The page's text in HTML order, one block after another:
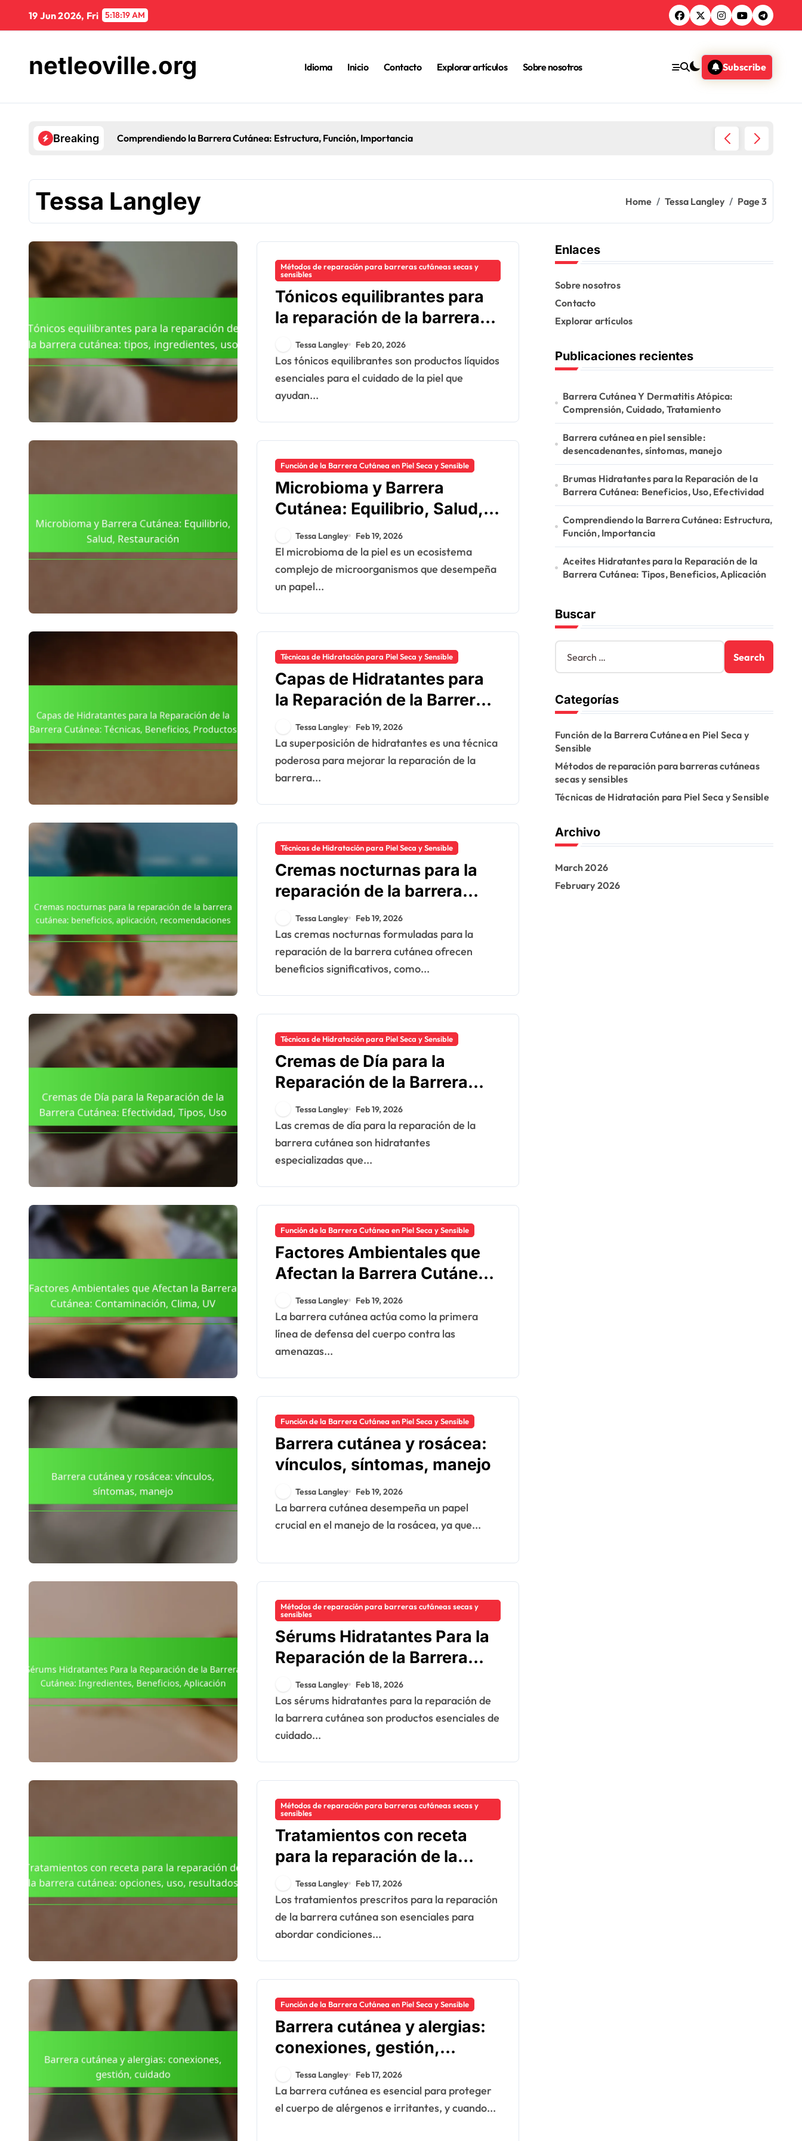
content
19 Jun 2026, Fri 5:18:21 AM
netleoville.org Idioma Inicio Contacto Explorar artículos Sobre nosotros Subscribe
Breaking Aceites Hidratantes para la Reparación de la Barrera Cutánea: Tipos, Beneficios, Aplicación
Tessa Langley Home Tessa Langley Page 3
Métodos de reparación para barreras cutáneas secas y
sensibles
Tónicos equilibrantes para
la reparación de la barrera
cutánea: tipos, ingredientes,
uso
Tessa Langley Feb 20, 2026
Los tónicos equilibrantes son productos líquidos
esenciales para el cuidado de la piel que
ayudan...
Función de la Barrera Cutánea en Piel Seca y Sensible
Microbioma y Barrera
Cutánea: Equilibrio, Salud,
Restauración
Tessa Langley Feb 19, 2026
El microbioma de la piel es un ecosistema
complejo de microorganismos que desempeña
un papel...
Técnicas de Hidratación para Piel Seca y Sensible
Capas de Hidratantes para
la Reparación de la Barrera
Cutánea: Técnicas,
Beneficios, Productos
Tessa Langley Feb 19, 2026
La superposición de hidratantes es una técnica
poderosa para mejorar la reparación de la
barrera...
Técnicas de Hidratación para Piel Seca y Sensible
Cremas nocturnas para la
reparación de la barrera
cutánea: beneficios,
aplicación,
recomendaciones
Tessa Langley Feb 19, 2026
Las cremas nocturnas formuladas para la
reparación de la barrera cutánea ofrecen
beneficios significativos, como...
Técnicas de Hidratación para Piel Seca y Sensible
Cremas de Día para la
Reparación de la Barrera
Cutánea: Efectividad, Tipos,
Uso
Tessa Langley Feb 19, 2026
Las cremas de día para la reparación de la
barrera cutánea son hidratantes
especializadas que...
Función de la Barrera Cutánea en Piel Seca y Sensible
Factores Ambientales que
Afectan la Barrera Cutánea:
Contaminación, Clima, UV
Tessa Langley Feb 19, 2026
La barrera cutánea actúa como la primera
línea de defensa del cuerpo contra las
amenazas...
Función de la Barrera Cutánea en Piel Seca y Sensible
Barrera cutánea y rosácea:
vínculos, síntomas, manejo
Tessa Langley Feb 19, 2026
La barrera cutánea desempeña un papel
crucial en el manejo de la rosácea, ya que...
Métodos de reparación para barreras cutáneas secas y
sensibles
Sérums Hidratantes Para la
Reparación de la Barrera
Cutánea: Ingredientes,
Beneficios, Aplicación
Tessa Langley Feb 18, 2026
Los sérums hidratantes para la reparación de
la barrera cutánea son productos esenciales de
cuidado...
Métodos de reparación para barreras cutáneas secas y
sensibles
Tratamientos con receta
para la reparación de la
barrera cutánea: opciones,
uso, resultados
Tessa Langley Feb 17, 2026
Los tratamientos prescritos para la reparación
de la barrera cutánea son esenciales para
abordar condiciones...
Función de la Barrera Cutánea en Piel Seca y Sensible
Barrera cutánea y alergias:
conexiones, gestión,
cuidado
Tessa Langley Feb 17, 2026
La barrera cutánea es esencial para proteger
el cuerpo de alérgenos e irritantes, y cuando...
Enlaces
Sobre nosotros
Contacto
Explorar artículos
Publicaciones recientes
Barrera Cutánea Y Dermatitis Atópica:
Comprensión, Cuidado, Tratamiento
Barrera cutánea en piel sensible:
desencadenantes, síntomas, manejo
Brumas Hidratantes para la Reparación de la
Barrera Cutánea: Beneficios, Uso, Efectividad
Comprendiendo la Barrera Cutánea: Estructura,
Función, Importancia
Aceites Hidratantes para la Reparación de la
Barrera Cutánea: Tipos, Beneficios, Aplicación
Buscar
S
a
c
h
o
r
:
Categorías
Función de la Barrera Cutánea en Piel Seca y
Sensible
Métodos de reparación para barreras cutáneas
secas y sensibles
Técnicas de Hidratación para Piel Seca y Sensible
Archivo
March 2026
February 2026